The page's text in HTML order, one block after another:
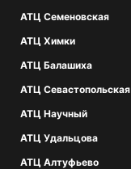
АТЦ Семеновская
АТЦ Химки
АТЦ Балашиха
АТЦ Севастопольская
АТЦ Научный
АТЦ Удальцова
АТЦ Алтуфьево